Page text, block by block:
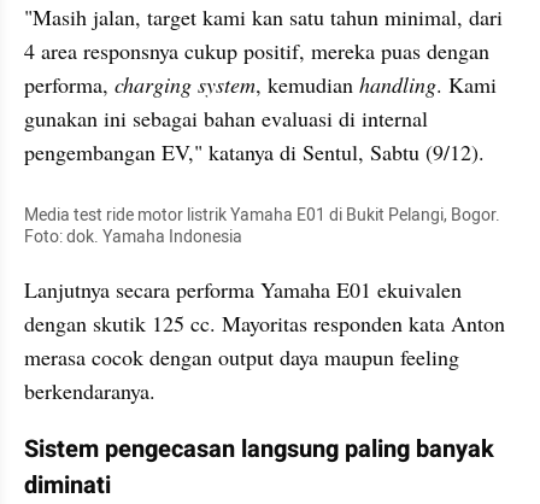
"Masih jalan, target kami kan satu tahun minimal, dari
4 area responsnya cukup positif, mereka puas dengan
performa, charging system, kemudian handling. Kami
gunakan ini sebagai bahan evaluasi di internal
pengembangan EV," katanya di Sentul, Sabtu (9/12).
Media test ride motor listrik Yamaha E01 di Bukit Pelangi, Bogor.
Foto: dok. Yamaha Indonesia
Lanjutnya secara performa Yamaha E01 ekuivalen
dengan skutik 125 cc. Mayoritas responden kata Anton
merasa cocok dengan output daya maupun feeling
berkendaranya.
Sistem pengecasan langsung paling banyak
diminati